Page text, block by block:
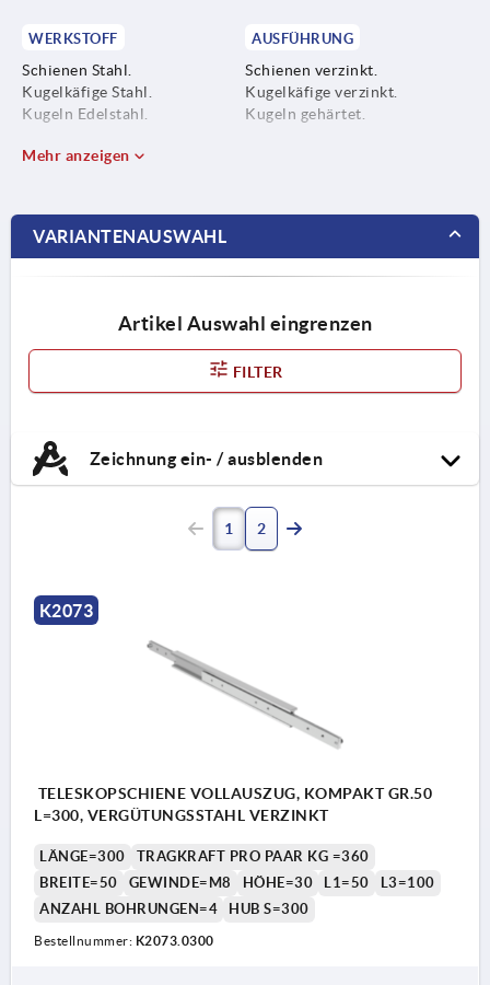
WERKSTOFF
Schienen Stahl.
Kugelkäfige Stahl.
Kugeln Edelstahl.
AUSFÜHRUNG
Schienen verzinkt.
Kugelkäfige verzinkt.
Kugeln gehärtet.
Mehr anzeigen
VARIANTENAUSWAHL
Artikel Auswahl eingrenzen
FILTER
Zeichnung ein- / ausblenden
1 2
K2073
TELESKOPSCHIENE VOLLAUSZUG, KOMPAKT GR.50
L=300, VERGÜTUNGSSTAHL VERZINKT
LÄNGE=300
TRAGKRAFT PRO PAAR KG =360
BREITE=50
GEWINDE=M8 HÖHE=30 L1=50
L3=100
ANZAHL BOHRUNGEN=4
HUB S=300
Bestellnummer: K2073.0300